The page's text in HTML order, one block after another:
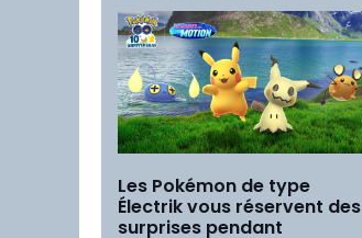
Les Pokémon de type
Électrik vous réservent des
surprises pendant